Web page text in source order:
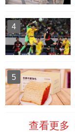
4
5
查看更多